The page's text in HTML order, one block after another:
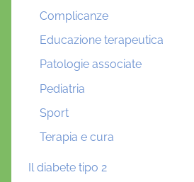
Complicanze
Educazione terapeutica
Patologie associate
Pediatria
Sport
Terapia e cura
Il diabete tipo 2